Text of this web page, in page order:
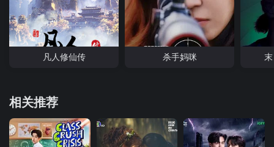
凡人修仙传 杀手妈咪
相关推荐